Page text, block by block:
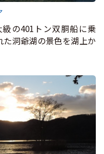
の401トン双胴船に乗
た洞爺湖の景色を湖上か